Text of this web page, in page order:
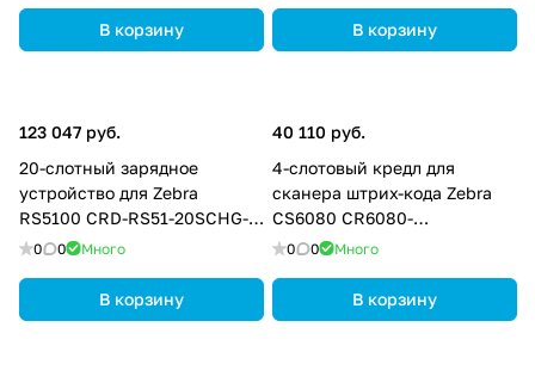
В корзину В корзину
123 047 руб.
20-слотный зарядное
устройство для Zebra
RS5100 CRD-RS51-20SCHG-
010 0 Много
В корзину
40 110 руб.
4-слотовый кредл для
сканера штрих-кода Zebra
CS6080 CR6080-
SC400F4WW
0 0 Много
В корзину